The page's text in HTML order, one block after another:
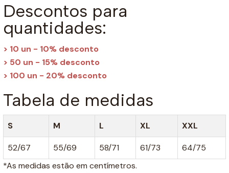
Descontos para
quantidades:
> 10 un - 10% desconto
> 50 un - 15% desconto
> 100 un - 20% desconto
Tabela de medidas
S M L XL XXL
52/67 55/69 58/71 61/73
64/75
*As medidas estão em centímetros.